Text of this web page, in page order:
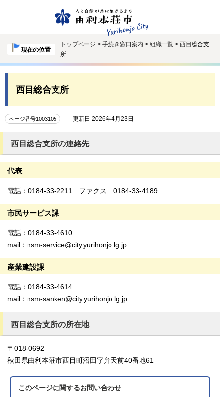
現在の位置
トップページ > 手続き窓口案内 > 組織一覧 > 西目総合支
所
西目総合支所
ページ番号1003105 更新日 2026年4月23日
西目総合支所の連絡先
代表
電話：0184-33-2211 ファクス：0184-33-4189
市民サービス課
電話：0184-33-4610
mail：nsm-service@city.yurihonjo.lg.jp
産業建設課
電話：0184-33-4614
mail：nsm-sanken@city.yurihonjo.lg.jp
西目総合支所の所在地
〒018-0692
秋田県由利本荘市西目町沼田字弁天前40番地61
このページに関するお問い合わせ